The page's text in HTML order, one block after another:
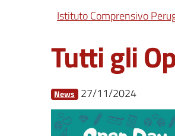
Istituto Comprensivo
Tutti gli
News 27/11/2024